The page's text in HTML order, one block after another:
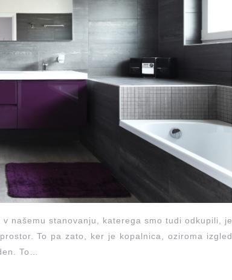
našemu stanovanju, katerega smo tudi odkupili, je
To pa zato, ker je kopalnica, oziroma izgled
To…